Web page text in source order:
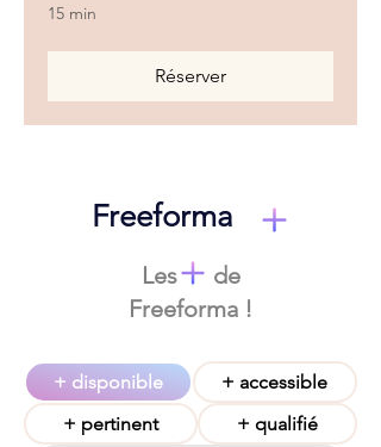
15 min
Réserver
Freeforma
Les de
Freeforma !
+ disponible
+ accessible
+ pertinent
+ qualifié